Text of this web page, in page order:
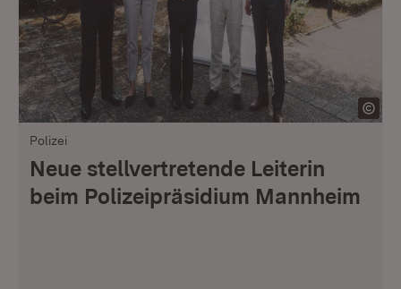
Polizei
Neue stellvertretende Leiterin
beim Polizeipräsidium Mannheim